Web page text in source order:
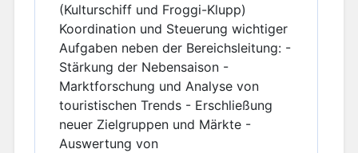
(Kulturschiff und Froggi-Klupp)
Koordination und Steuerung wichtiger
Aufgaben neben der Bereichsleitung: -
Stärkung der Nebensaison -
Marktforschung und Analyse von
touristischen Trends - Erschließung
neuer Zielgruppen und Märkte -
Auswertung von